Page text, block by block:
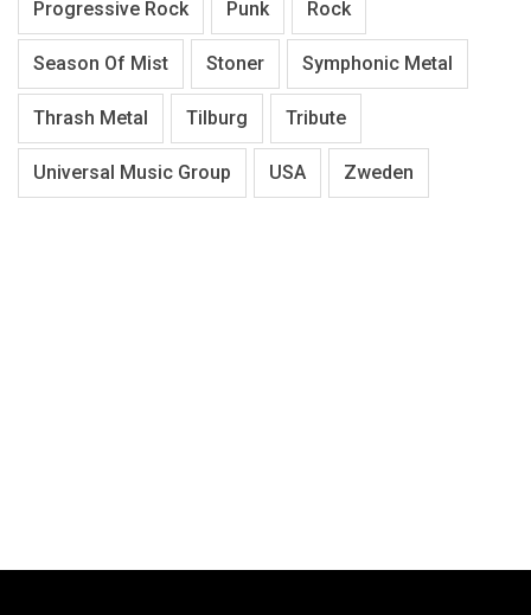
Progressive Rock Punk Rock
Season Of Mist Stoner Symphonic Metal
Thrash Metal Tilburg Tribute
Universal Music Group USA Zweden